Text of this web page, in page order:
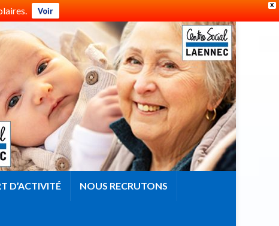
X
Voir
D’ACTIVITÉ NOUS RECRUTONS